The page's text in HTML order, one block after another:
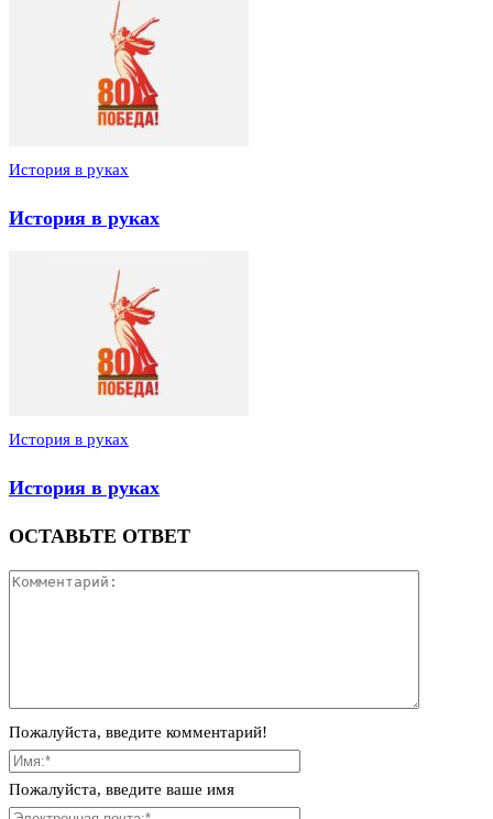
История в руках
История в руках
История в руках
История в руках
ОСТАВЬТЕ ОТВЕТ
Пожалуйста, введите комментарий!
Пожалуйста, введите ваше имя